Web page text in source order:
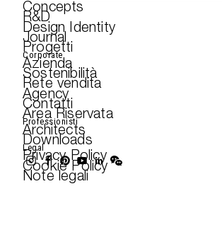
Concepts
R&D
Design Identity
Journal
Progetti
Corporate
Azienda
Sostenibilità
Rete vendita
Agency
Contatti
Area Riservata
Professionisti
Architects
Downloads
Legal
Privacy Policy
Cookie Policy
Note legali